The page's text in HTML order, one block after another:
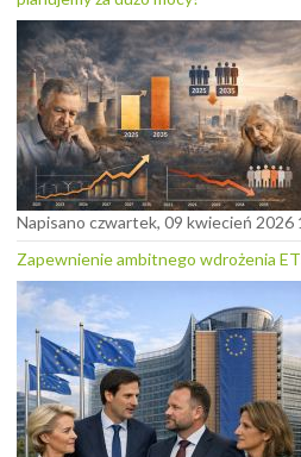
Napisano czwartek, 09 kwiecień 2026
Zapewnienie ambitnego wdrożenia